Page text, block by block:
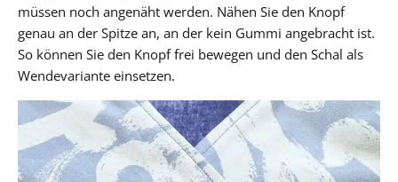
müssen noch angenäht werden. Nähen Sie den Knopf
genau an der Spitze an, an der kein Gummi angebracht ist.
So können Sie den Knopf frei bewegen und den Schal als
Wendevariante einsetzen.